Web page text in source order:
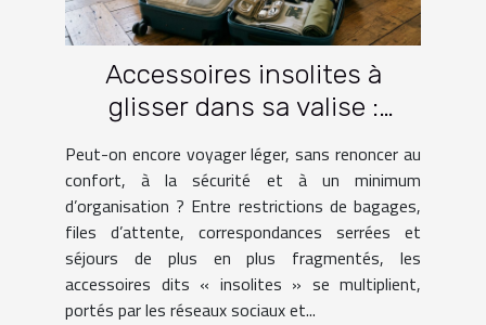
Accessoires insolites à
glisser dans sa valise :
lesquels facilitent vraiment
le voyage ?
Peut-on encore voyager léger, sans renoncer au
confort, à la sécurité et à un minimum
d’organisation ? Entre restrictions de bagages,
files d’attente, correspondances serrées et
séjours de plus en plus fragmentés, les
accessoires dits « insolites » se multiplient,
portés par les réseaux sociaux et...